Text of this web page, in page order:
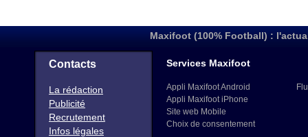
Maxifoot (100% Football) :
Contacts
La rédaction
Publicité
Recrutement
Infos légales
Services Maxifoot
Appli Maxifoot Android
Appli Maxifoot iPhone
Site web Mobile
Choix de consentement